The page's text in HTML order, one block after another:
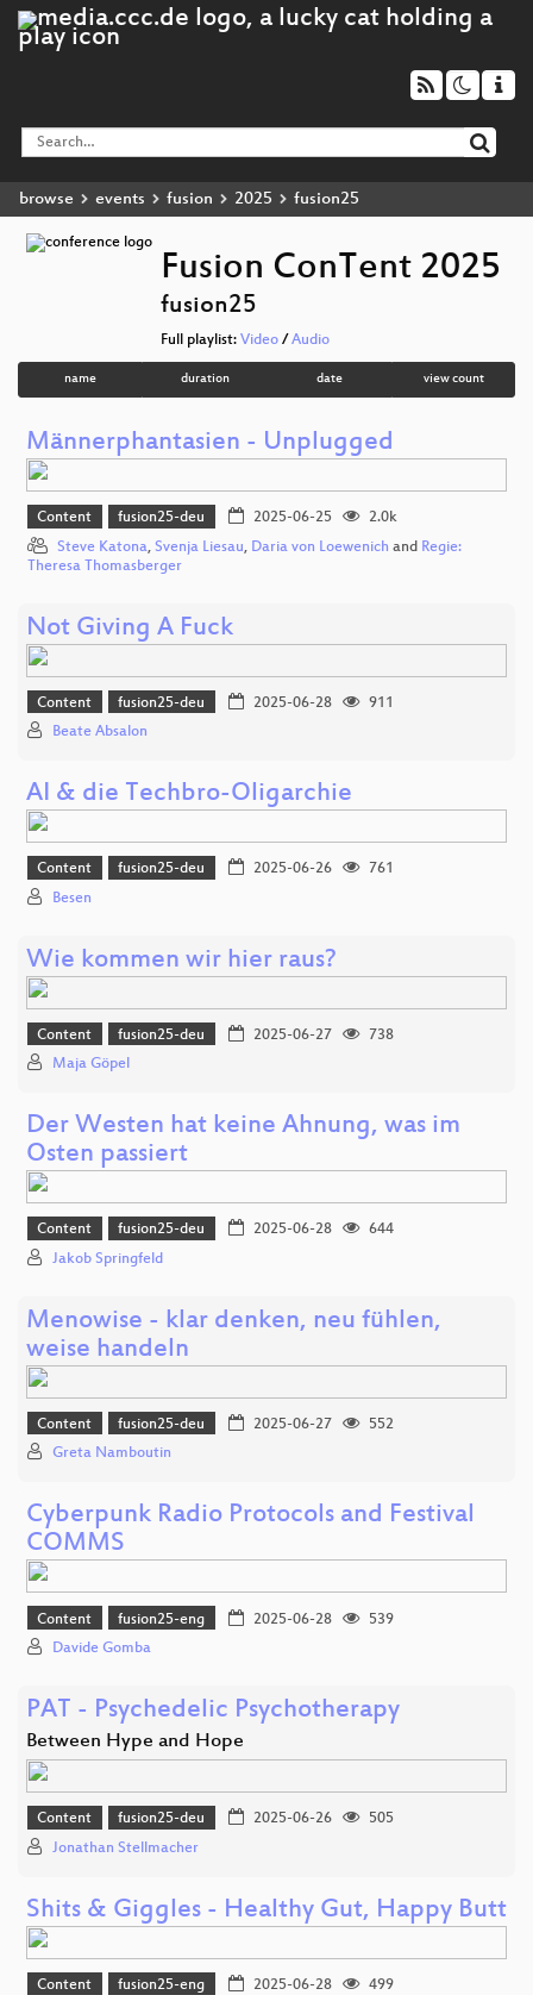
browse events fusion 2025 fusion25
Fusion ConTent 2025
fusion25
Full playlist: Video / Audio
name duration date view count
Männerphantasien - Unplugged
Content fusion25-deu 2025-06-25
2.0k
Steve Katona, Svenja Liesau, Daria von Loewenich and Regie:
Theresa Thomasberger
Not Giving A Fuck
Content fusion25-deu 2025-06-28
911
Beate Absalon
AI & die Techbro-Oligarchie
Content fusion25-deu 2025-06-26
761
Besen
Wie kommen wir hier raus?
Content fusion25-deu 2025-06-27
738
Maja Göpel
Der Westen hat keine Ahnung, was im
Osten passiert
Content fusion25-deu 2025-06-28
644
Jakob Springfeld
Menowise - klar denken, neu fühlen,
weise handeln
Content fusion25-deu 2025-06-27
552
Greta Namboutin
Cyberpunk Radio Protocols and Festival
COMMS
Content fusion25-eng 2025-06-28
539
Davide Gomba
PAT - Psychedelic Psychotherapy
Between Hype and Hope
Content fusion25-deu 2025-06-26
505
Jonathan Stellmacher
Shits & Giggles - Healthy Gut, Happy Butt
Content fusion25-eng 2025-06-28
499